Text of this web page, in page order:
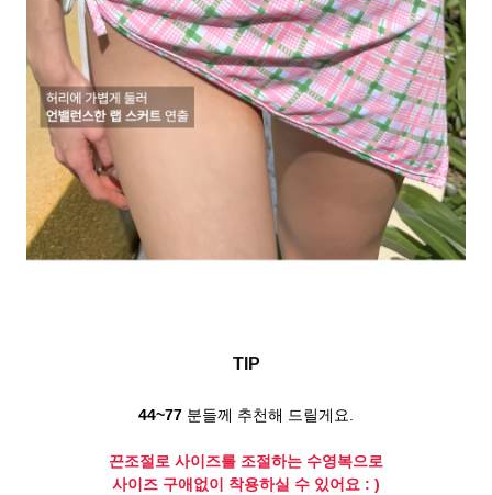
TIP
44~77 분들께 추천해 드릴게요.
끈조절로 사이즈를 조절하는 수영복으로
사이즈 구애없이 착용하실 수 있어요 : )